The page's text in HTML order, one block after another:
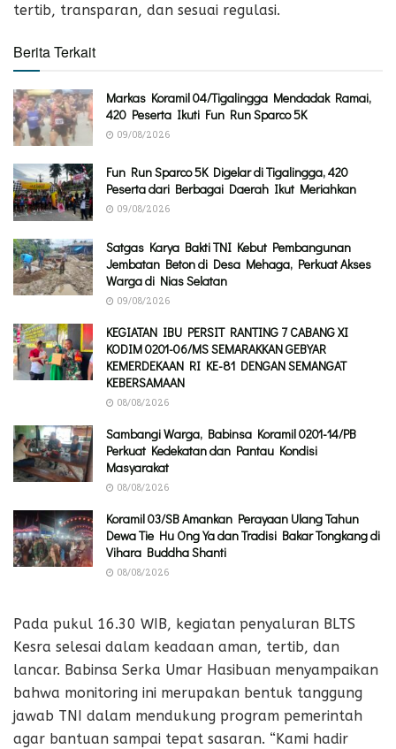
tertib, transparan, dan sesuai regulasi.
Berita Terkait
Markas Koramil 04/Tigalingga Mendadak Ramai,
420 Peserta Ikuti Fun Run Sparco 5K
09/08/2026
Fun Run Sparco 5K Digelar di Tigalingga, 420
Peserta dari Berbagai Daerah Ikut Meriahkan
09/08/2026
Satgas Karya Bakti TNI Kebut Pembangunan
Jembatan Beton di Desa Mehaga, Perkuat Akses
Warga di Nias Selatan
09/08/2026
KEGIATAN IBU PERSIT RANTING 7 CABANG XI
KODIM 0201-06/MS SEMARAKKAN GEBYAR
KEMERDEKAAN RI KE-81 DENGAN SEMANGAT
KEBERSAMAAN
08/08/2026
Sambangi Warga, Babinsa Koramil 0201-14/PB
Perkuat Kedekatan dan Pantau Kondisi
Masyarakat
08/08/2026
Koramil 03/SB Amankan Perayaan Ulang Tahun
Dewa Tie Hu Ong Ya dan Tradisi Bakar Tongkang di
Vihara Buddha Shanti
08/08/2026
Pada pukul 16.30 WIB, kegiatan penyaluran BLTS
Kesra selesai dalam keadaan aman, tertib, dan
lancar. Babinsa Serka Umar Hasibuan menyampaikan
bahwa monitoring ini merupakan bentuk tanggung
jawab TNI dalam mendukung program pemerintah
agar bantuan sampai tepat sasaran. “Kami hadir